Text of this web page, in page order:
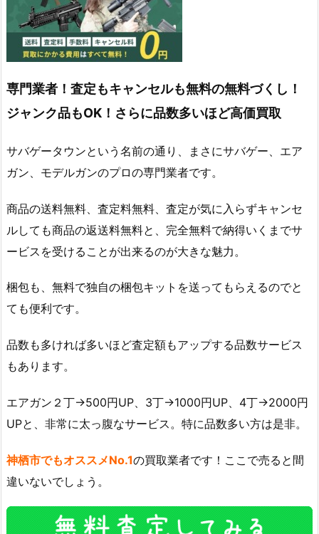
専門業者！査定もキャンセルも無料の無料づくし！
ジャンク品もOK！さらに品数多いほど高価買取
サバゲータウンという名前の通り、まさにサバゲー、エア
ガン、モデルガンのプロの専門業者です。
商品の送料無料、査定料無料、査定が気に入らずキャンセ
ルしても商品の返送料無料と、完全無料で納得いくまでサ
ービスを受けることが出来るのが大きな魅力。
梱包も、無料で独自の梱包キットを送ってもらえるのでと
ても便利です。
品数も多ければ多いほど査定額もアップする品数サービス
もあります。
エアガン２丁→500円UP、3丁→1000円UP、4丁→2000円
UPと、非常に太っ腹なサービス。特に品数多い方は是非。
神栖市でもオススメNo.1の買取業者です！ここで売ると間
違いないでしょう。